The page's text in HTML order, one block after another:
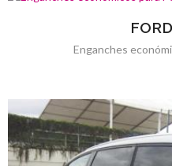
Enganches